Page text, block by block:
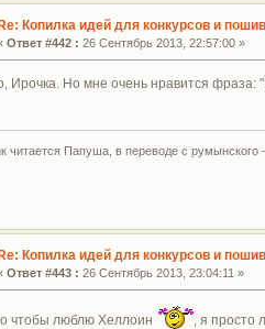
Копилка идей для конкурсов и
Ответ #442 : 26 Сентябрь 2013, 22:57:00 »
Ирочка. Но мне очень нравится фраза:
читается Папуша, в переводе с румынского -
Копилка идей для конкурсов и
Ответ #443 : 26 Сентябрь 2013, 23:04:11 »
чтобы люблю Хеллоин , я